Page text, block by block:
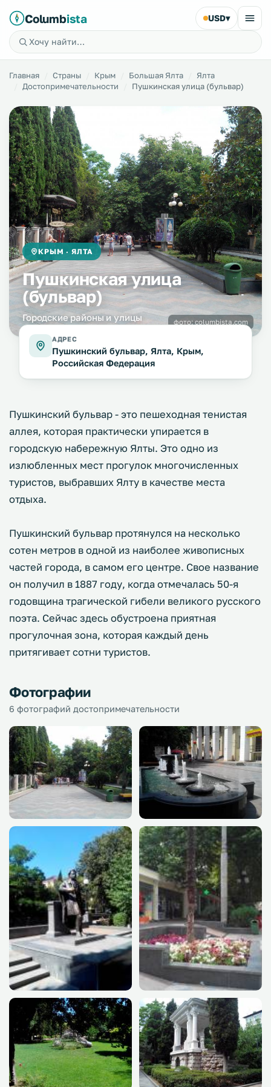
Columbista USD▾
Главная Страны Крым Большая Ялта
Ялта
Достопримечательности
Пушкинская улица (бульвар)
КРЫМ · ЯЛТА
Пушкинская улица
(бульвар)
Городские районы и улицы фото: columbista.com
АДРЕС
Пушкинский бульвар, Ялта, Крым,
Российская Федерация
Пушкинский бульвар - это пешеходная тенистая
аллея, которая практически упирается в
городскую набережную Ялты. Это одно из
излюбленных мест прогулок многочисленных
туристов, выбравших Ялту в качестве места
отдыха.
Пушкинский бульвар протянулся на несколько
сотен метров в одной из наиболее живописных
частей города, в самом его центре. Свое название
он получил в 1887 году, когда отмечалась 50-я
годовщина трагической гибели великого русского
поэта. Сейчас здесь обустроена приятная
прогулочная зона, которая каждый день
притягивает сотни туристов.
Фотографии
6 фотографий достопримечательности